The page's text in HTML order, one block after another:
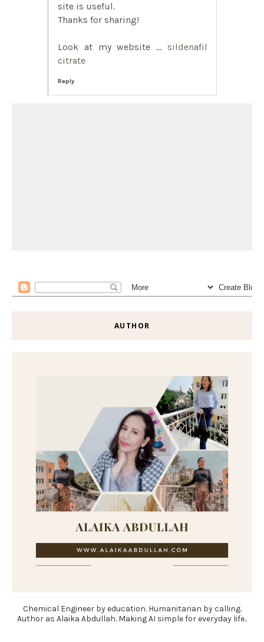
site is useful.
Thanks for sharing!
Look at my website ... sildenafil
citrate
Reply
AUTHOR
Chemical Engineer by education. Humanitarian by calling.
Author as Alaika Abdullah. Making AI simple for everyday life..